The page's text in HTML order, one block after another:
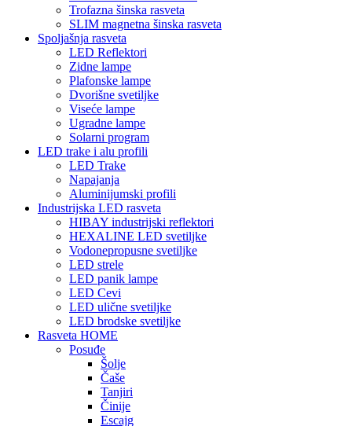
Trofazna šinska rasveta
SLIM magnetna šinska rasveta
Spoljašnja rasveta
LED Reflektori
Zidne lampe
Plafonske lampe
Dvorišne svetiljke
Viseće lampe
Ugradne lampe
Solarni program
LED trake i alu profili
LED Trake
Napajanja
Aluminijumski profili
Industrijska LED rasveta
HIBAY industrijski reflektori
HEXALINE LED svetiljke
Vodonepropusne svetiljke
LED strele
LED panik lampe
LED Cevi
LED ulične svetiljke
LED brodske svetiljke
Rasveta HOME
Posuđe
Šolje
Čaše
Tanjiri
Činije
Escajg